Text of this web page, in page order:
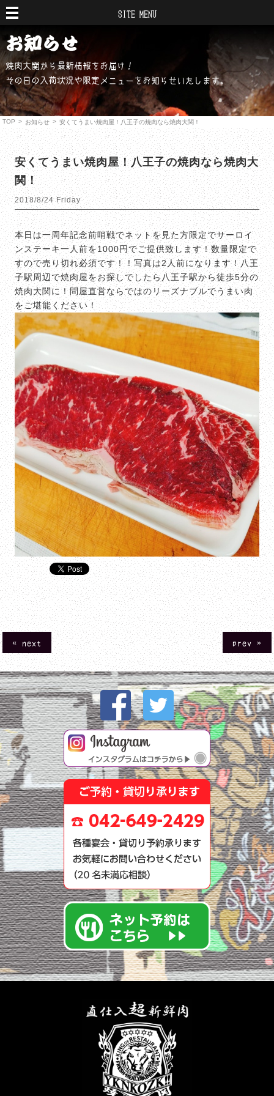
SITE MENU
焼肉大関から最新情報をお届け！
その日の入荷状況や限定メニューをお知らせいたします。
TOP > お知らせ > 安くてうまい焼肉屋！八王子の焼肉なら焼肉大関！
安くてうまい焼肉屋！八王子の焼肉なら焼肉大
関！
2018/8/24 Friday
本日は一周年記念前哨戦でネットを見た方限定でサーロイ
ンステーキ一人前を1000円でご提供致します！数量限定で
すので売り切れ必須です！！写真は2人前になります！八王
子駅周辺で焼肉屋をお探しでしたら八王子駅から徒歩5分の
焼肉大関に！問屋直営ならではのリーズナブルでうまい肉
をご堪能ください！
« next prev »